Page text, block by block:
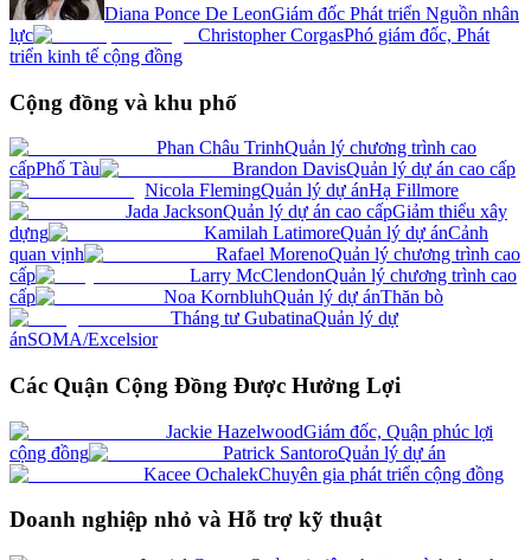
Diana Ponce De LeonGiám đốc Phát triển Nguồn nhân
lực
Christopher CorgasPhó giám đốc, Phát
triển kinh tế cộng đồng
Cộng đồng và khu phố
Phan Châu TrinhQuản lý chương trình cao
cấpPhố Tàu Brandon DavisQuản lý dự án cao cấp
Nicola FlemingQuản lý dự ánHạ Fillmore
Jada JacksonQuản lý dự án cao cấpGiảm thiểu xây
dựng
Kamilah LatimoreQuản lý dự ánCảnh
quan vịnh
Rafael MorenoQuản lý chương trình cao
cấp
Larry McClendonQuản lý chương trình cao
cấp
Noa KornbluhQuản lý dự ánThăn bò
Tháng tư GubatinaQuản lý dự
ánSOMA/Excelsior
Các Quận Cộng Đồng Được Hưởng Lợi
Jackie HazelwoodGiám đốc, Quận phúc lợi
cộng đồng
Patrick SantoroQuản lý dự án
Kacee OchalekChuyên gia phát triển cộng đồng
Doanh nghiệp nhỏ và Hỗ trợ kỹ thuật